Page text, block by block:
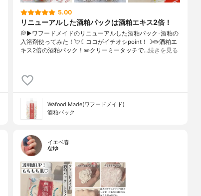
5.00
リニューアルした酒粕パックは酒粕エキス2倍！
💭▶️ワフードメイドのリニューアルした酒粕パック･酒粕の
入浴剤使ってみた！💘☾ココがイチオシpoint！☽✏️酒粕エ
キス2倍の酒粕パック！✏️クリーミータッチで…続きを見る
Wafood Made(ワフードメイド)
酒粕パック
イエベ春
なゆ